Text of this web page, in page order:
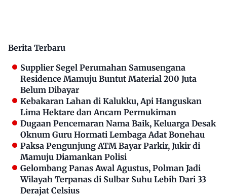
Berita Terbaru
Supplier Segel Perumahan Samusengana
Residence Mamuju Buntut Material 200 Juta
Belum Dibayar
Kebakaran Lahan di Kalukku, Api Hanguskan
Lima Hektare dan Ancam Permukiman
Dugaan Pencemaran Nama Baik, Keluarga Desak
Oknum Guru Hormati Lembaga Adat Bonehau
Paksa Pengunjung ATM Bayar Parkir, Jukir di
Mamuju Diamankan Polisi
Gelombang Panas Awal Agustus, Polman Jadi
Wilayah Terpanas di Sulbar Suhu Lebih Dari 33
Derajat Celsius